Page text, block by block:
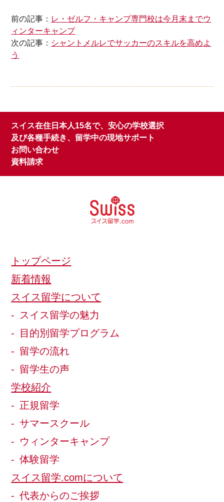
前の記事： レ・ゼルフ・キャンプ専門校は今月末までウ
ィンターキャンプ
次の記事： シャントメルレでサッカーのスキルを高めよ
う
スイス在住日本人15名で、安心の学校選択
及び各種手続き、留学中の現地サポート
お問い合わせ
資料請求
トップページ
新着情報
スイス留学について
スイス留学の魅力
目的別留学プログラム
留学の流れ
留学生の声
学校紹介
正規留学
サマースクール
ウィンターキャンプ
体験留学
スイス留学.comについて
代表からのご挨拶